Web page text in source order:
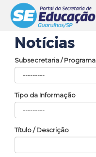
Notícias
Subsecretaria / Programa
Tipo da Informação
Título / Descrição